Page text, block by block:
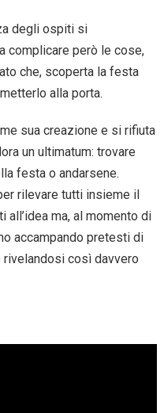
degli ospiti si
complicare però le cose,
che, scoperta la festa
alla porta.
sua creazione e si rifiuta
un ultimatum: trovare
festa o andarsene.
rilevare tutti insieme il
ma, al momento di
accampando pretesti di
così davvero